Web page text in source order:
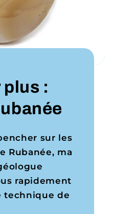
:
sur les
Rubanée, ma
rapidement
technique de